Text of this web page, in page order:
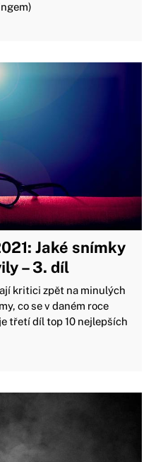
Jaké snímky
– 3. díl
kritici zpět na minulých
co se v daném roce
třetí díl top 10 nejlepších